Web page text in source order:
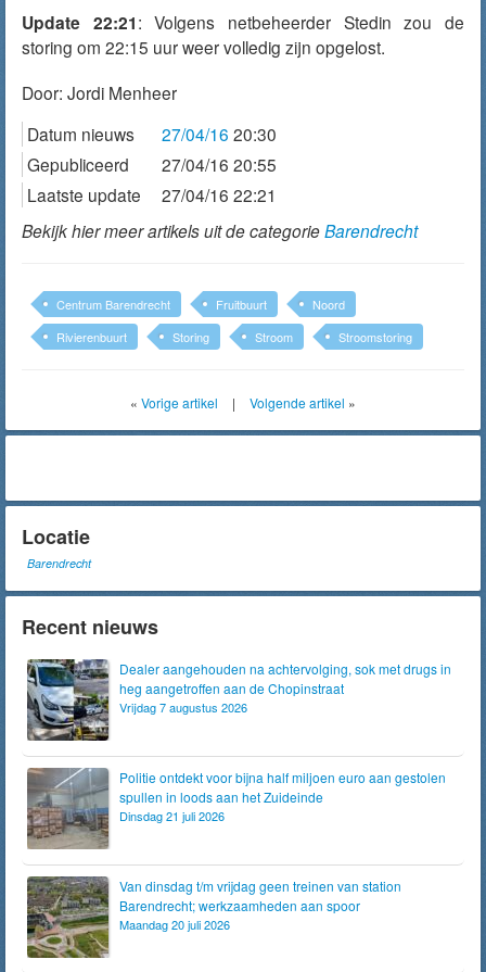
Update 22:21: Volgens netbeheerder Stedin zou de
storing om 22:15 uur weer volledig zijn opgelost.
Door: Jordi Menheer
Datum nieuws
27/04/16 20:30
Gepubliceerd
27/04/16 20:55
Laatste update
27/04/16 22:21
Bekijk hier meer artikels uit de categorieBarendrecht
Centrum Barendrecht Fruitbuurt
Noord
Rivierenbuurt
Storing Stroom Stroomstoring
« Vorige artikel | Volgende artikel »
Locatie
Barendrecht
Recent nieuws
Dealer aangehouden na achtervolging, sok met drugs in
heg aangetroffen aan de Chopinstraat
Vrijdag 7 augustus 2026
Politie ontdekt voor bijna half miljoen euro aan gestolen
spullen in loods aan het Zuideinde
Dinsdag 21 juli 2026
Van dinsdag t/m vrijdag geen treinen van station
Barendrecht; werkzaamheden aan spoor
Maandag 20 juli 2026